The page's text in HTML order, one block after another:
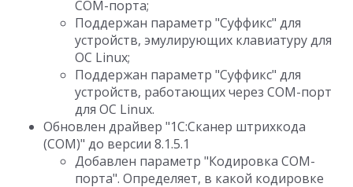
COM-порта;
Поддержан параметр "Суффикс" для
устройств, эмулирующих клавиатуру для
ОС Linux;
Поддержан параметр "Суффикс" для
устройств, работающих через COM-порт
для ОС Linux.
Обновлен драйвер "1C:Сканер штрихкода
(COM)" до версии 8.1.5.1
Добавлен параметр "Кодировка COM-
порта". Определяет, в какой кодировке